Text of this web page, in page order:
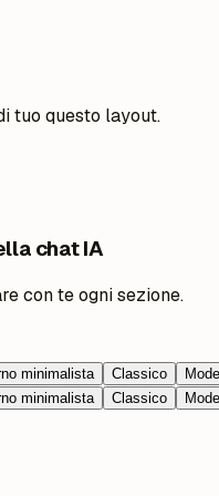
tuo questo layout.
chat IA
con te ogni sezione.
minimalista Classico
minimalista Classico